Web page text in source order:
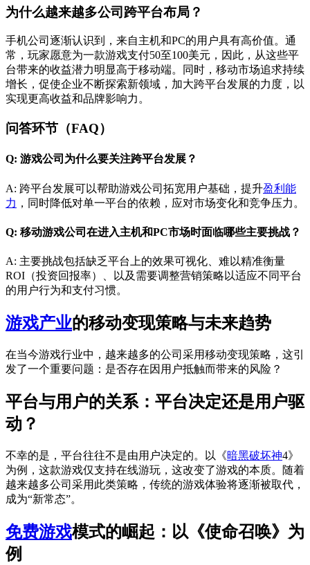
为什么越来越多公司跨平台布局？
手机公司逐渐认识到，来自主机和PC的用户具有高价值。通
常，玩家愿意为一款游戏支付50至100美元，因此，从这些平
台带来的收益潜力明显高于移动端。同时，移动市场追求持续
增长，促使企业不断探索新领域，加大跨平台发展的力度，以
实现更高收益和品牌影响力。
问答环节（FAQ）
Q: 游戏公司为什么要关注跨平台发展？
A: 跨平台发展可以帮助游戏公司拓宽用户基础，提升盈利能
力 ，同时降低对单一平台的依赖，应对市场变化和竞争压力。
Q: 移动游戏公司在进入主机和PC市场时面临哪些主要挑战？
A: 主要挑战包括缺乏平台上的效果可视化、难以精准衡量
ROI（投资回报率）、以及需要调整营销策略以适应不同平台
的用户行为和支付习惯。
游戏产业的移动变现策略与未来趋势
在当今游戏行业中，越来越多的公司采用移动变现策略，这引
发了一个重要问题：是否存在因用户抵触而带来的风险？
平台与用户的关系：平台决定还是用户驱
动？
不幸的是，平台往往不是由用户决定的。以《暗黑破坏神4》
为例，这款游戏仅支持在线游玩，这改变了游戏的本质。随着
越来越多公司采用此类策略，传统的游戏体验将逐渐被取代，
成为“新常态”。
免费游戏模式的崛起：以《使命召唤》为
例